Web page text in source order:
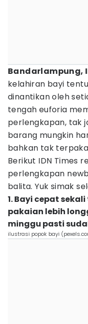
Bandarlampung,
kelahiran bayi
dinantikan oleh
tengah euforia
perlengkapan, tak
barang mungkin
bahkan tak
Berikut IDN Times
perlengkapan
balita. Yuk simak
1. Bayi cepat
pakaian lebih
minggu pasti
ilustrasi popok bayi